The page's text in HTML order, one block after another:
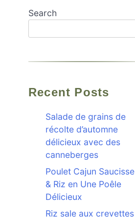
Search
Recent Posts
Salade de grains de
récolte d’automne
délicieux avec des
canneberges
Poulet Cajun Saucisse
& Riz en Une Poêle
Délicieux
Riz sale aux crevettes